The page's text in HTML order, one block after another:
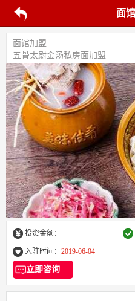
面
面馆加盟
五骨太尉金汤私房面加盟
投资金额：
入驻时间： 2019-06-04
立即咨询